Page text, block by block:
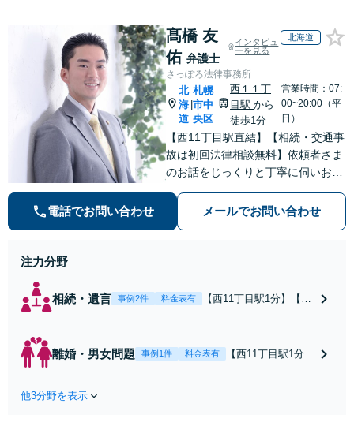
髙橋 友
佑 弁護士
インタビュ
ーを見る
北海道
さっぽろ法律事務所
北
海
道
|
札幌
市中
央区
西１１丁
目駅から
徒歩1分
営業時間：07:
00~20:00（平
日）
【西11丁目駅直結】【相続・交通事
故は初回法律相談無料】依頼者さま
のお話をじっくりと丁寧に伺いお気
を共に考えていきます。弁護士に相
談するだけでも解決の道筋が見えて
電話でお問い合わせ メールでお問い合わせ
注力分野
相続・遺言 事例2件 料金表有
【西11丁目駅1分】【初
相続放棄など、お困り
の際はぜひご相談くだ
離婚・男女問題 事例1件 料金表有
【西11丁目駅1分】
他3分野を表示